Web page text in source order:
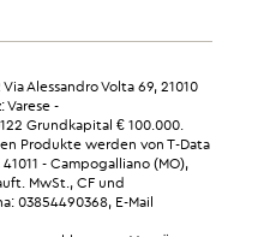
Alessandro Volta 69, 21010
Varese -
Grundkapital € 100.000.
Produkte werden von T-Data
- Campogalliano (MO),
MwSt., CF und
03854490368, E-Mail